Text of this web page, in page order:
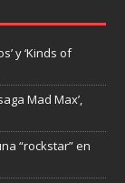
y ‘Kinds of
Mad Max’,
“rockstar” en